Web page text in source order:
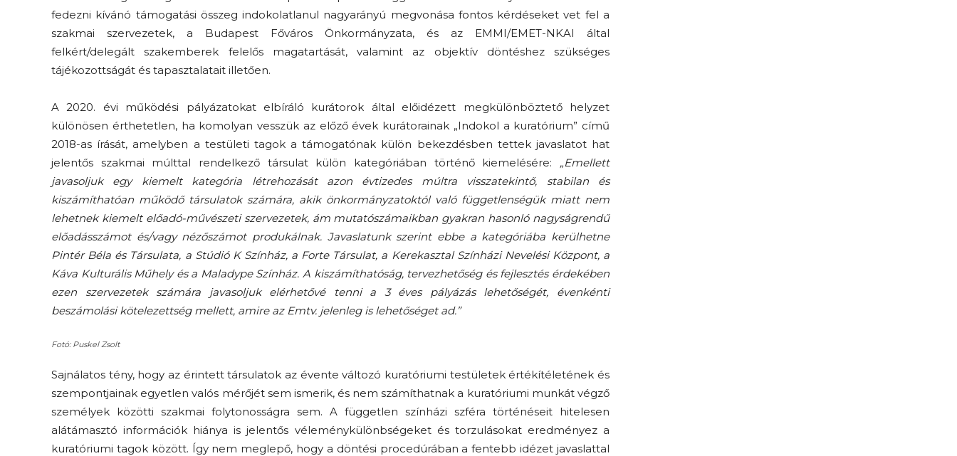
fedezni kívánó támogatási összeg indokolatlanul nagyarányú megvonása fontos kérdéseket vet fel a
szakmai szervezetek, a Budapest Főváros Önkormányzata, és az EMMI/EMET-NKAI által
felkért/delegált szakemberek felelős magatartását, valamint az objektív döntéshez szükséges
tájékozottságát és tapasztalatait illetően.
A 2020. évi működési pályázatokat elbíráló kurátorok által előidézett megkülönböztető helyzet
különösen érthetetlen, ha komolyan vesszük az előző évek kurátorainak „Indokol a kuratórium” című
2018-as írását, amelyben a testületi tagok a támogatónak külön bekezdésben tettek javaslatot hat
jelentős szakmai múlttal rendelkező társulat külön kategóriában történő kiemelésére: „Emellett
javasoljuk egy kiemelt kategória létrehozását azon évtizedes múltra visszatekintő, stabilan és
kiszámíthatóan működő társulatok számára, akik önkormányzatoktól való függetlenségük miatt nem
lehetnek kiemelt előadó-művészeti szervezetek, ám mutatószámaikban gyakran hasonló nagyságrendű
előadásszámot és/vagy nézőszámot produkálnak. Javaslatunk szerint ebbe a kategóriába kerülhetne
Pintér Béla és Társulata, a Stúdió K Színház, a Forte Társulat, a Kerekasztal Színházi Nevelési Központ, a
Káva Kulturális Műhely és a Maladype Színház. A kiszámíthatóság, tervezhetőség és fejlesztés érdekében
ezen szervezetek számára javasoljuk elérhetővé tenni a 3 éves pályázás lehetőségét, évenkénti
beszámolási kötelezettség mellett, amire az Emtv. jelenleg is lehetőséget ad.”
Fotó: Puskel Zsolt
Sajnálatos tény, hogy az érintett társulatok az évente változó kuratóriumi testületek értékítéletének és
szempontjainak egyetlen valós mérőjét sem ismerik, és nem számíthatnak a kuratóriumi munkát végző
személyek közötti szakmai folytonosságra sem. A független színházi szféra történéseit hitelesen
alátámasztó információk hiánya is jelentős véleménykülönbségeket és torzulásokat eredményez a
kuratóriumi tagok között. Így nem meglepő, hogy a döntési procedúrában a fentebb idézet javaslattal